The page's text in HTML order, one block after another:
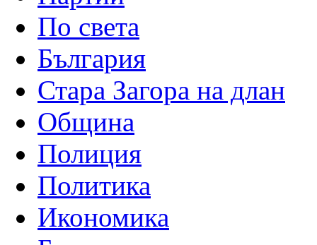
По света
България
Стара Загора на длан
Община
Полиция
Политика
Икономика